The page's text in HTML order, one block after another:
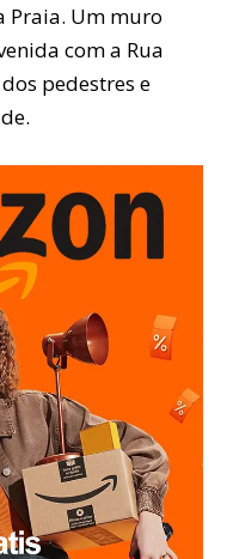
Praia. Um muro
com a Rua
pedestres e